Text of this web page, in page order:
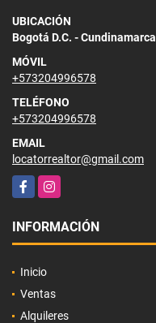
UBICACIÓN
Bogotá D.C. -
MÓVIL
+573204996578
TELÉFONO
+573204996578
EMAIL
locatorrealtor@gmail.com
FacebookInstagram
INFORMACIÓN
Inicio
Ventas
Alquileres